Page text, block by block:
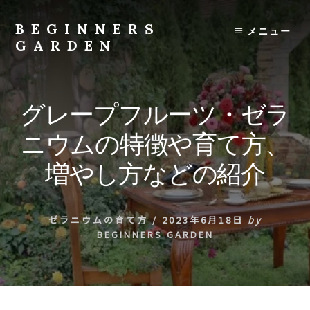
content
BEGINNERS
GARDEN
の
種
類
や
育
て
方
の
紹
介
を
行
メニュー
グレープフルーツ・ゼラ
ニウムの特徴や育て方、
増やし方などの紹介
ゼラニウムの育て方/ 2023年6月18日 by
BEGINNERS GARDEN